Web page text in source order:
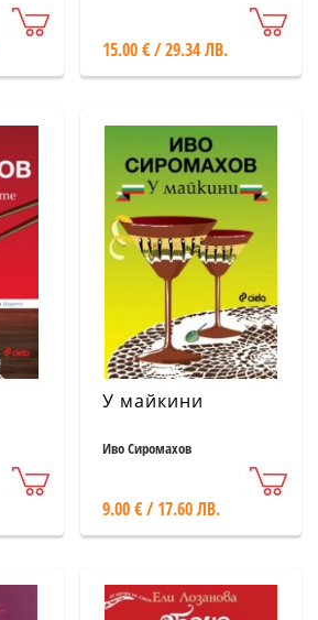
15.00 € / 29.34 ЛВ.
У майкини
Иво Сиромахов
9.00 € / 17.60 ЛВ.